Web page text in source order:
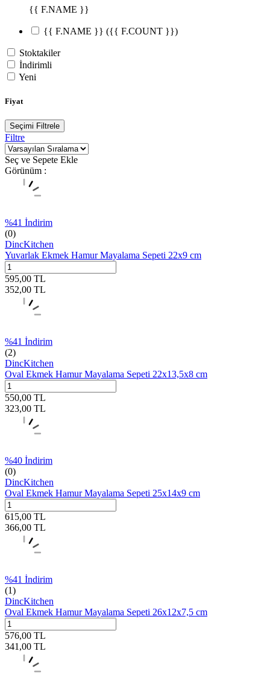
{{ F.NAME }}
{{ F.NAME }} ({{ F.COUNT }})
Stoktakiler
İndirimli
Yeni
Fiyat
Seçimi Filtrele
Filtre
Seç ve Sepete Ekle
Görünüm :
%41 İndirim
(0)
DincKitchen
Yuvarlak Ekmek Hamur Mayalama Sepeti 22x9 cm
595,00 TL
352,00 TL
%41 İndirim
(2)
DincKitchen
Oval Ekmek Hamur Mayalama Sepeti 22x13,5x8 cm
550,00 TL
323,00 TL
%40 İndirim
(0)
DincKitchen
Oval Ekmek Hamur Mayalama Sepeti 25x14x9 cm
615,00 TL
366,00 TL
%41 İndirim
(1)
DincKitchen
Oval Ekmek Hamur Mayalama Sepeti 26x12x7,5 cm
576,00 TL
341,00 TL